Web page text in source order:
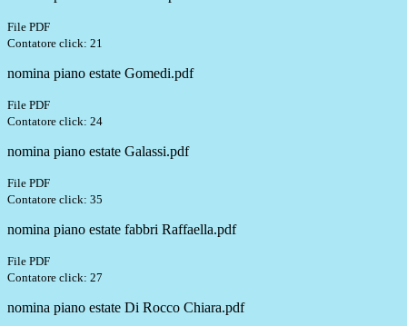
File PDF
Contatore click: 21
nomina piano estate Gomedi.pdf
File PDF
Contatore click: 24
nomina piano estate Galassi.pdf
File PDF
Contatore click: 35
nomina piano estate fabbri Raffaella.pdf
File PDF
Contatore click: 27
nomina piano estate Di Rocco Chiara.pdf